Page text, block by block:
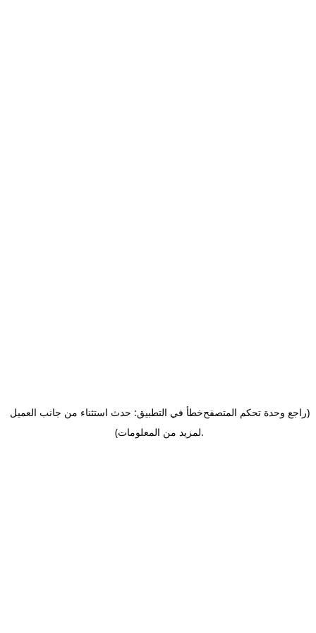
خطأ في التطبيق: حدث استثناء من جانب العميل(راجع وحدة تحكم المتصفح
لمزيد من المعلومات).